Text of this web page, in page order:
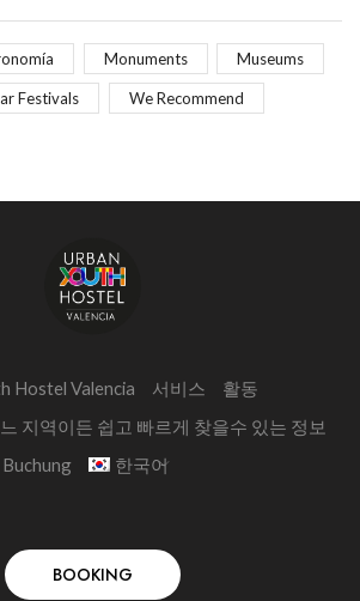
Monuments Museums
Festivals We Recommend
Hostel Valencia 서비스
활동
지역이든 쉽고 빠르게 찾을수 있는 정보
Buchung
한국어
BOOKING